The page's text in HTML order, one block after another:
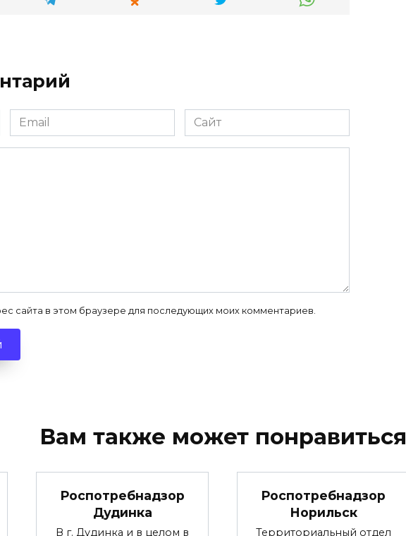
Email
*
Сайт
сайта в этом браузере для последующих моих комментариев.
Вам также может понравиться
Роспотребнадзор
Дудинка
В г. Дудинка и в целом в
Роспотребнадзор
Норильск
Территориальный отдел